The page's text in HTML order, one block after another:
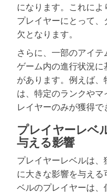
になります。これに
プレイヤーにとって
欠となります。
さらに、一部のアイ
ゲーム内の進行状況
があります。例えば
は、特定のランクや
レイヤーのみが獲得で
プレイヤーレベ
与える影響
プレイヤーレベルは
に大きな影響を与え
ベルのプレイヤーは